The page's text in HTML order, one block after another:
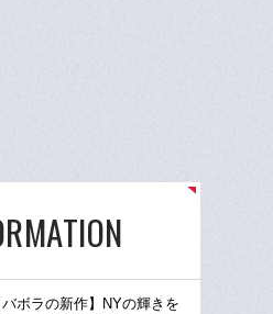
バボラの新作】NYの輝きを